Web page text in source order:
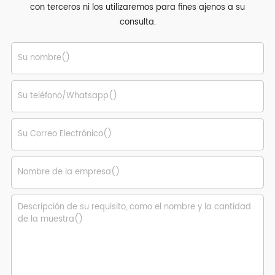
con terceros ni los utilizaremos para fines ajenos a su
consulta.